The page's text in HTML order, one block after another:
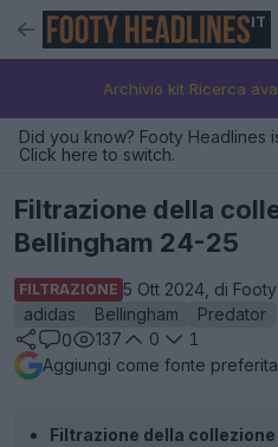
IT
Archivio kit Ricerca
Did you know? Footy Headlines
Click here to switch.
Filtrazione della
Bellingham 24-25
FILTRAZIONE 5 Ott 2024, di
adidas
Bellingham
Predator
0
137 0
1
Aggiungi come fonte preferita
Filtrazione della